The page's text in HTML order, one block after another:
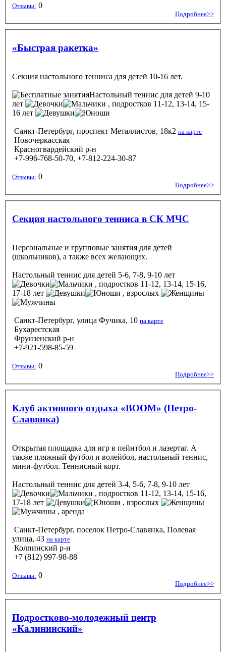
Отзывы: 0
Подробнее>>
«Быстрая ракетка»
Секция настольного тенниса для детей 10-16 лет.
Настольный теннис для детей 9-10
лет
, подростков 11-12, 13-14, 15-
16 лет
Санкт-Петербург, проспект Металлистов, 18к2 на карте
Новочеркасская
Красногвардейский р-н
+7-996-768-50-70, +7-812-224-30-87
Отзывы: 0
Подробнее>>
Секция настольного тенниса в СК МЧС
Персональные и групповые занятия для детей
(школьников), а также всех желающих.
Настольный теннис для детей 5-6, 7-8, 9-10 лет
, подростков 11-12, 13-14, 15-16,
17-18 лет
, взрослых
Санкт-Петербург, улица Фучика, 10 на карте
Бухарестская
Фрунзенский р-н
+7-921-598-85-59
Отзывы: 0
Подробнее>>
Клуб активного отдыха «BOOM» (Петро-
Славянка)
Открытая площадка для игр в пейнтбол и лазертаг. А
также пляжный футбол и волейбол, настольный теннис,
мини-футбол. Теннисный корт.
Настольный теннис для детей 3-4, 5-6, 7-8, 9-10 лет
, подростков 11-12, 13-14, 15-16,
17-18 лет
, взрослых
, аренда
Санкт-Петербург, поселок Петро-Славянка, Полевая
улица, 43 на карте
Колпинский р-н
+7 (812) 997-98-88
Отзывы: 0
Подробнее>>
Подростково-молодежный центр
«Калининский»